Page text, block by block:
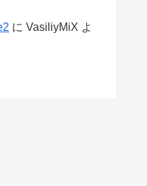
に VasiliyMiX よ